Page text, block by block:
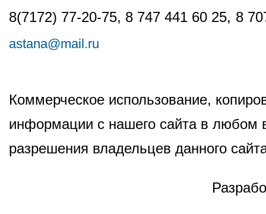
8(7172) 77-20-75, 8 747 441 60 25, 8
astana@mail.ru
Коммерческое использование,
информации с нашего сайта в любом
разрешения владельцев данного